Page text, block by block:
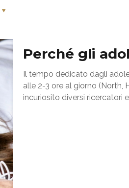
Perché gli
Il tempo dedicato dagli
alle 2-3 ore al giorno (North,
incuriosito diversi ricercatori